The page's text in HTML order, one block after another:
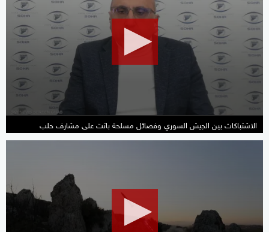
minute,
55
seconds
الاشتباكات بين الجيش السوري وفصائل مسلحة باتت على مشارف حلب
30